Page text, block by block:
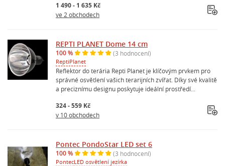
1 490 - 1 635 Kč
ve 2 obchodech
REPTI PLANET Dome 14 cm
100 % (3 hodnocení)
ReptiPlanet
Reflektor do terária Repti Planet je klíčovým prvkem pro
správné osvětlení vašich terarijních zvířat. Díky své kvalitě
a preciznímu designu poskytuje ideální prostředí...
324 - 559 Kč
v 10 obchodech
Pontec PondoStar LED set 6
100 % (3 hodnocení)
PontecLED osvětlení jezírka